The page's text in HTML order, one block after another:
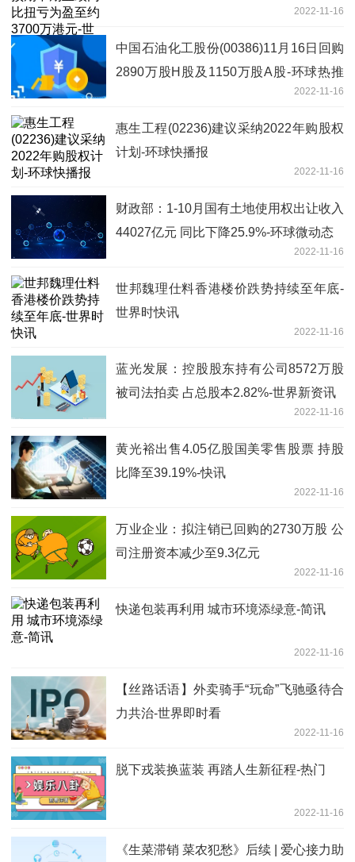
2022-11-16
中国石油化工股份(00386)11月16日回购
2890万股H股及1150万股A股-环球热推
2022-11-16
惠生工程(02236)建议采纳2022年购股权
计划-环球快播报
2022-11-16
财政部：1-10月国有土地使用权出让收入
44027亿元 同比下降25.9%-环球微动态
2022-11-16
世邦魏理仕料香港楼价跌势持续至年底-
世界时快讯
2022-11-16
蓝光发展：控股股东持有公司8572万股
被司法拍卖 占总股本2.82%-世界新资讯
2022-11-16
黄光裕出售4.05亿股国美零售股票 持股
比降至39.19%-快讯
2022-11-16
万业企业：拟注销已回购的2730万股 公
司注册资本减少至9.3亿元
2022-11-16
快递包装再利用 城市环境添绿意-简讯
2022-11-16
【丝路话语】外卖骑手“玩命”飞驰亟待合
力共治-世界即时看
2022-11-16
脱下戎装换蓝装 再踏人生新征程-热门
2022-11-16
《生菜滞销 菜农犯愁》后续 | 爱心接力助